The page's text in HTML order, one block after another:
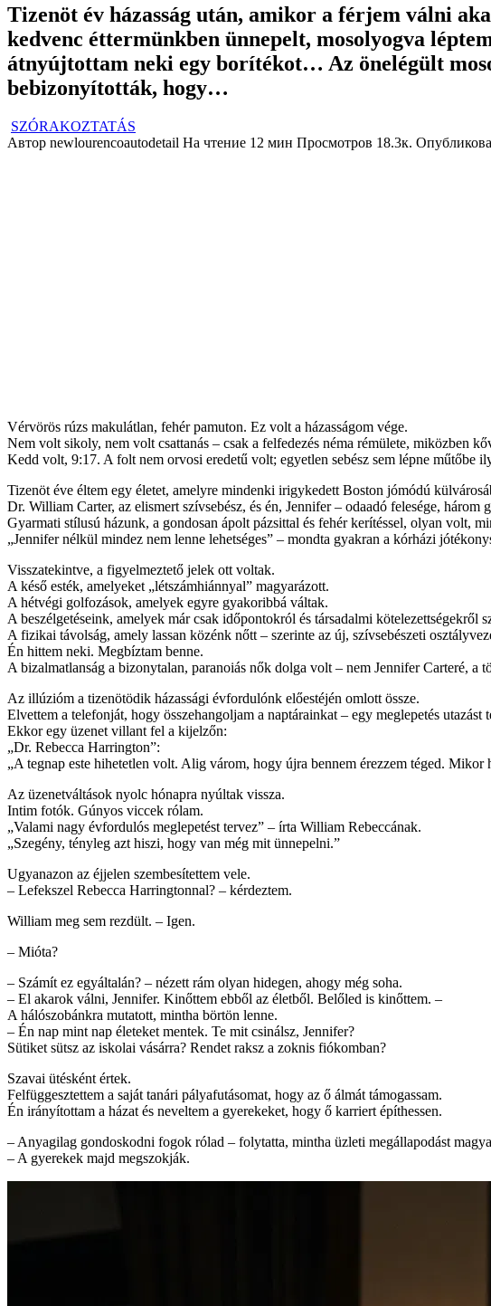
Tizenöt év házasság után, amikor a férjem válni
kedvenc éttermünkben ünnepelt, mosolyogva
átnyújtottam neki egy borítékot… Az önelégült
bebizonyították, hogy…
SZÓRAKOZTATÁS
Автор newlourencoautodetail На чтение 12 мин Просмотров 18.3к.
Vérvörös rúzs makulátlan, fehér pamuton. Ez volt a házasságom vége.
Nem volt sikoly, nem volt csattanás – csak a felfedezés néma rémülete, miközben
Kedd volt, 9:17. A folt nem orvosi eredetű volt; egyetlen sebész sem lépne műtőbe
Tizenöt éve éltem egy életet, amelyre mindenki irigykedett Boston jómódú
Dr. William Carter, az elismert szívsebész, és én, Jennifer – odaadó felesége, három
Gyarmati stílusú házunk, a gondosan ápolt pázsittal és fehér kerítéssel, olyan volt,
„Jennifer nélkül mindez nem lenne lehetséges” – mondta gyakran a kórházi
Visszatekintve, a figyelmeztető jelek ott voltak.
A késő esték, amelyeket „létszámhiánnyal” magyarázott.
A hétvégi golfozások, amelyek egyre gyakoribbá váltak.
A beszélgetéseink, amelyek már csak időpontokról és társadalmi kötelezettségekről
A fizikai távolság, amely lassan közénk nőtt – szerinte az új, szívsebészeti
Én hittem neki. Megbíztam benne.
A bizalmatlanság a bizonytalan, paranoiás nők dolga volt – nem Jennifer Carteré, a
Az illúzióm a tizenötödik házassági évfordulónk előestéjén omlott össze.
Elvettem a telefonját, hogy összehangoljam a naptárainkat – egy meglepetés utazást
Ekkor egy üzenet villant fel a kijelzőn:
„Dr. Rebecca Harrington”:
„A tegnap este hihetetlen volt. Alig várom, hogy újra bennem érezzem téged. Mikor
Az üzenetváltások nyolc hónapra nyúltak vissza.
Intim fotók. Gúnyos viccek rólam.
„Valami nagy évfordulós meglepetést tervez” – írta William Rebeccának.
„Szegény, tényleg azt hiszi, hogy van még mit ünnepelni.”
Ugyanazon az éjjelen szembesítettem vele.
– Lefekszel Rebecca Harringtonnal? – kérdeztem.
William meg sem rezdült. – Igen.
– Mióta?
– Számít ez egyáltalán? – nézett rám olyan hidegen, ahogy még soha.
– El akarok válni, Jennifer. Kinőttem ebből az életből. Belőled is kinőttem. –
A hálószobánkra mutatott, mintha börtön lenne.
– Én nap mint nap életeket mentek. Te mit csinálsz, Jennifer?
Sütiket sütsz az iskolai vásárra? Rendet raksz a zoknis fiókomban?
Szavai ütésként értek.
Felfüggesztettem a saját tanári pályafutásomat, hogy az ő álmát támogassam.
Én irányítottam a házat és neveltem a gyerekeket, hogy ő karriert építhessen.
– Anyagilag gondoskodni fogok rólad – folytatta, mintha üzleti megállapodást
– A gyerekek majd megszokják.